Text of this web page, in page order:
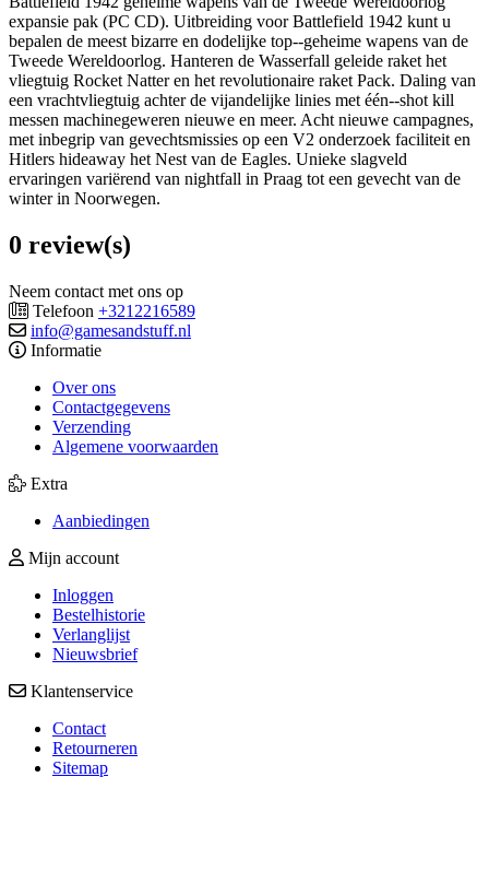
expansie pak (PC CD). Uitbreiding voor Battlefield 1942 kunt u
bepalen de meest bizarre en dodelijke top--geheime wapens van de
Tweede Wereldoorlog. Hanteren de Wasserfall geleide raket het
vliegtuig Rocket Natter en het revolutionaire raket Pack. Daling van
een vrachtvliegtuig achter de vijandelijke linies met één--shot kill
messen machinegeweren nieuwe en meer. Acht nieuwe campagnes,
met inbegrip van gevechtsmissies op een V2 onderzoek faciliteit en
Hitlers hideaway het Nest van de Eagles. Unieke slagveld
ervaringen variërend van nightfall in Praag tot een gevecht van de
winter in Noorwegen.
0 review(s)
Neem contact met ons op
Telefoon +3212216589
info@gamesandstuff.nl
Informatie
Over ons
Contactgegevens
Verzending
Algemene voorwaarden
Extra
Aanbiedingen
Mijn account
Inloggen
Bestelhistorie
Verlanglijst
Nieuwsbrief
Klantenservice
Contact
Retourneren
Sitemap